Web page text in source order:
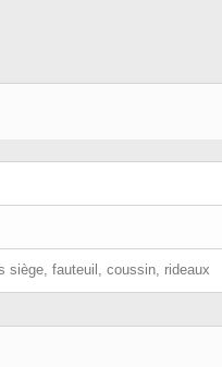
siège, fauteuil, coussin, rideaux